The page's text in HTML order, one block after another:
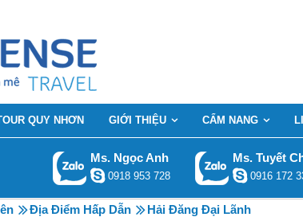
QUY NHƠN GIỚI THIỆU CẨM NANG
Ms. Ngọc Anh
0918 953 728
Ms. Tuyết
0916 172
Địa Điểm Hấp Dẫn Hải Đăng Đại Lãnh